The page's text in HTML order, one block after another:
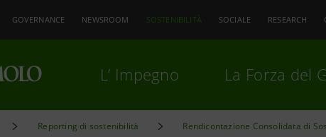
GOVERNANCE NEWSROOM SOSTENIBILITÀ SOCIALE RESEARCH
L’ Impegno La Forza del
Reporting di sostenibilità Rendicontazione Consolidata di